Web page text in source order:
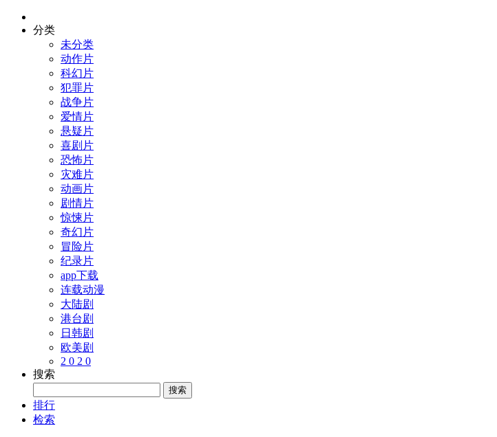
分类
未分类
动作片
科幻片
犯罪片
战争片
爱情片
悬疑片
喜剧片
恐怖片
灾难片
动画片
剧情片
惊悚片
奇幻片
冒险片
纪录片
app下载
连载动漫
大陆剧
港台剧
日韩剧
欧美剧
2 0 2 0
搜索
排行
检索